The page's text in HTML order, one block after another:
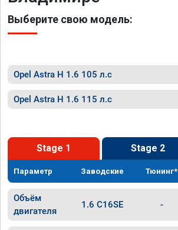
Выберите свою модель:
Opel Astra H 1.6 105 л.с
Opel Astra H 1.6 115 л.с
Stage 1 Stage 2
Параметр Заводские Тюнинг*
Объём
двигателя
1.6 C16SE -